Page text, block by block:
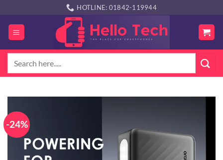
content
HOTLINE: 01842-119944
-24%